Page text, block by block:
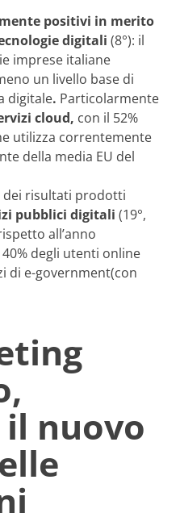
positivi in merito
digitali (8°): il
imprese italiane
un livello base di
digitale. Particolarmente
cloud, con il 52%
utilizza correntemente
della media EU del
risultati prodotti
pubblici digitali (19°,
all’anno
degli utenti online
di e-government(con
nuovo